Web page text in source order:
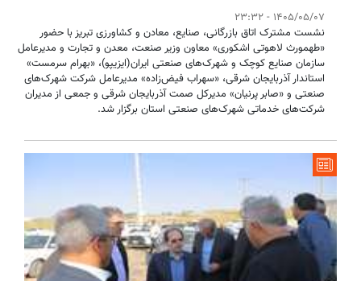
1405/05/07 - 23:32
نشست مشترک اتاق بازرگانی، صنایع، معادن و کشاورزی تبریز با حضور
«طهمورث لاهوتی اشکوری» معاون وزیر صنعت، معدن و تجارت و مدیرعامل
سازمان صنایع کوچک و شهرک‌های صنعتی ایران(ایزیپو)، «بهرام سرمست»
استاندار آذربایجان شرقی، «سهراب فیض‌زاده» مدیرعامل شرکت شهرک‌های
صنعتی و «صابر پرنیان» مدیرکل صمت آذربایجان شرقی و جمعی از مدیران
شرکت‌های خدماتی شهرک‌های صنعتی استان برگزار شد.